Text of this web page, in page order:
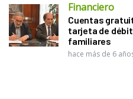
Financiero
Cuentas
tarjeta de
familiares
hace más de 6